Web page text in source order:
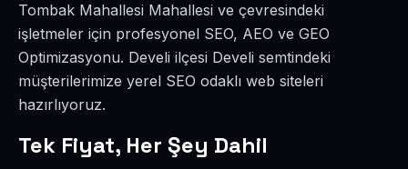
Tombak Mahallesi Mahallesi ve çevresindeki
işletmeler için profesyonel SEO, AEO ve GEO
Optimizasyonu. Develi ilçesi Develi semtindeki
müşterilerimize yerel SEO odaklı web siteleri
hazırlıyoruz.
Tek Fiyat, Her Şey Dahil